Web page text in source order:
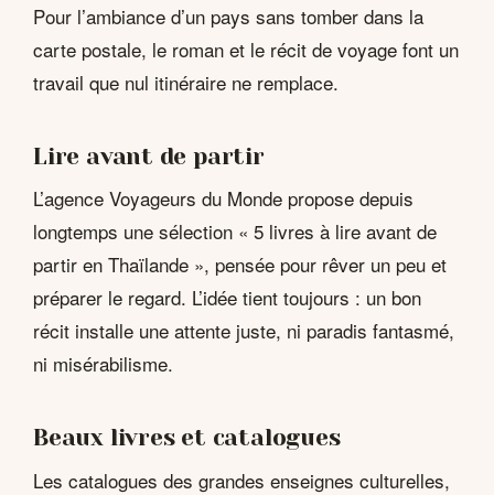
Pour l’ambiance d’un pays sans tomber dans la
carte postale, le roman et le récit de voyage font un
travail que nul itinéraire ne remplace.
Lire avant de partir
L’agence Voyageurs du Monde propose depuis
longtemps une sélection « 5 livres à lire avant de
partir en Thaïlande », pensée pour rêver un peu et
préparer le regard. L’idée tient toujours : un bon
récit installe une attente juste, ni paradis fantasmé,
ni misérabilisme.
Beaux livres et catalogues
Les catalogues des grandes enseignes culturelles,